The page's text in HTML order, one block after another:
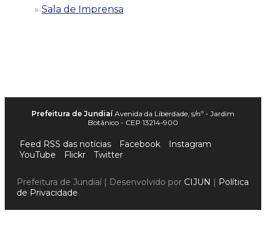
Sala de Imprensa
Prefeitura de Jundiaí Avenida da Liberdade, s/nº - Jardim
Botânico - CEP 13214-900
Feed RSS das notícias Facebook
Instagram
YouTube
Flickr Twitter
Prefeitura de Jundiaí | Desenvolvido por CIJUN
Política
de Privacidade